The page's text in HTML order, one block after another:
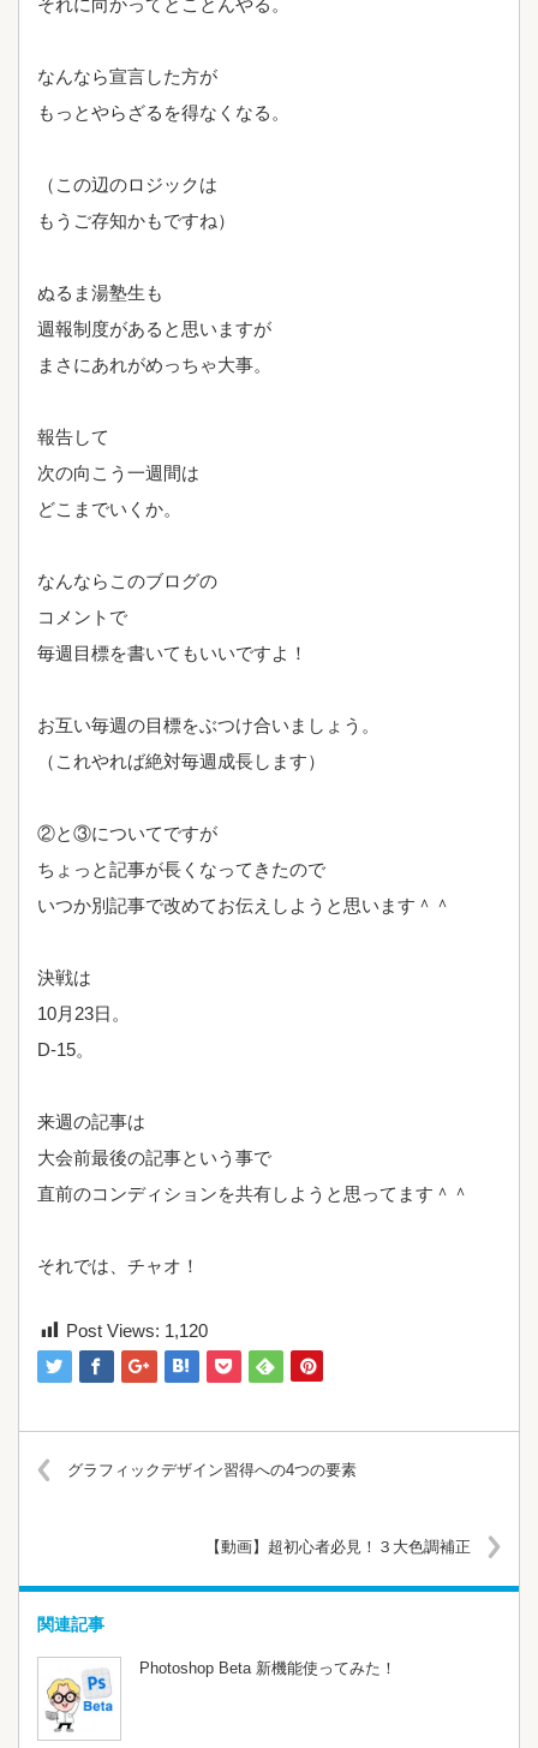
それに向かってとことんやる。
なんなら宣言した方が
もっとやらざるを得なくなる。
（この辺のロジックは
もうご存知かもですね）
ぬるま湯塾生も
週報制度があると思いますが
まさにあれがめっちゃ大事。
報告して
次の向こう一週間は
どこまでいくか。
なんならこのブログの
コメントで
毎週目標を書いてもいいですよ！
お互い毎週の目標をぶつけ合いましょう。
（これやれば絶対毎週成長します）
②と③についてですが
ちょっと記事が長くなってきたので
いつか別記事で改めてお伝えしようと思います＾＾
決戦は
10月23日。
D-15。
来週の記事は
大会前最後の記事という事で
直前のコンディションを共有しようと思ってます＾＾
それでは、チャオ！
Post Views: 1,120
グラフィックデザイン習得への4つの要素
【動画】超初心者必見！３大色調補正
関連記事
Photoshop Beta 新機能使ってみた！